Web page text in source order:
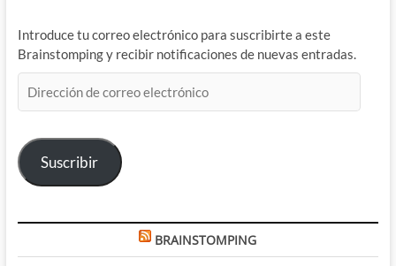
Introduce tu correo electrónico para suscribirte a este
Brainstomping y recibir notificaciones de nuevas entradas.
de
electrónico
Suscribir
BRAINSTOMPING